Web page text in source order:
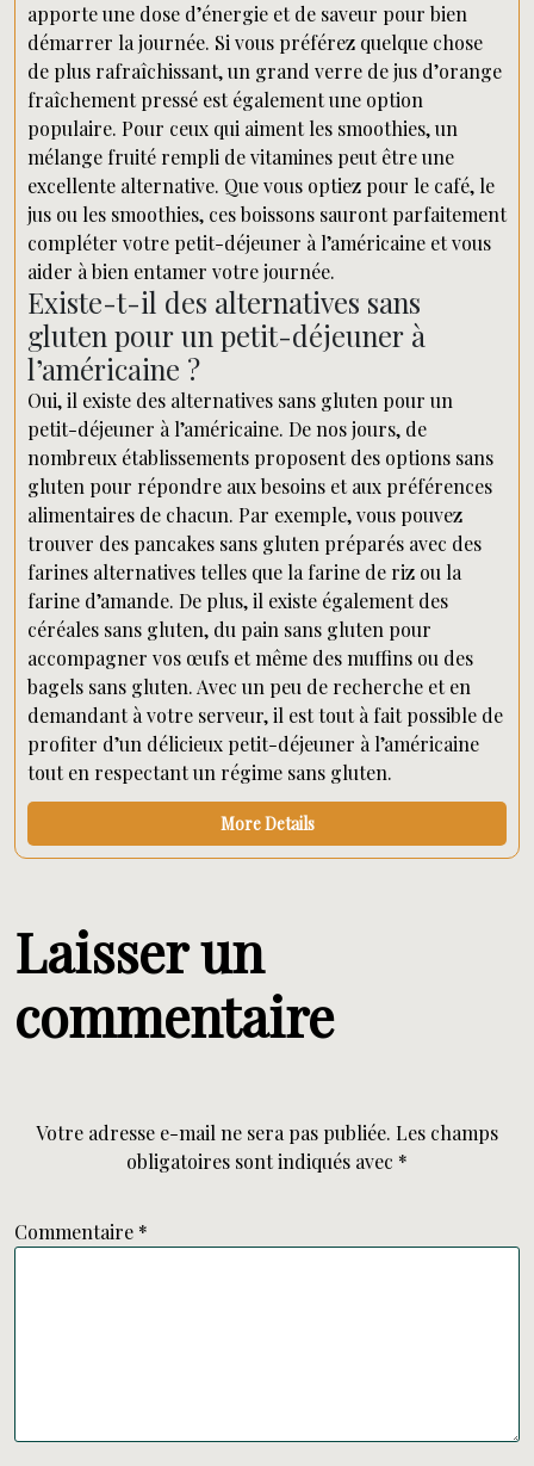
apporte une dose d’énergie et de saveur pour bien
démarrer la journée. Si vous préférez quelque chose
de plus rafraîchissant, un grand verre de jus d’orange
fraîchement pressé est également une option
populaire. Pour ceux qui aiment les smoothies, un
mélange fruité rempli de vitamines peut être une
excellente alternative. Que vous optiez pour le café, le
jus ou les smoothies, ces boissons sauront parfaitement
compléter votre petit-déjeuner à l’américaine et vous
aider à bien entamer votre journée.
Existe-t-il des alternatives sans
gluten pour un petit-déjeuner à
l’américaine ?
Oui, il existe des alternatives sans gluten pour un
petit-déjeuner à l’américaine. De nos jours, de
nombreux établissements proposent des options sans
gluten pour répondre aux besoins et aux préférences
alimentaires de chacun. Par exemple, vous pouvez
trouver des pancakes sans gluten préparés avec des
farines alternatives telles que la farine de riz ou la
farine d’amande. De plus, il existe également des
céréales sans gluten, du pain sans gluten pour
accompagner vos œufs et même des muffins ou des
bagels sans gluten. Avec un peu de recherche et en
demandant à votre serveur, il est tout à fait possible de
profiter d’un délicieux petit-déjeuner à l’américaine
tout en respectant un régime sans gluten.
More Details
Laisser un
commentaire
Votre adresse e-mail ne sera pas publiée. Les champs
obligatoires sont indiqués avec *
Commentaire *